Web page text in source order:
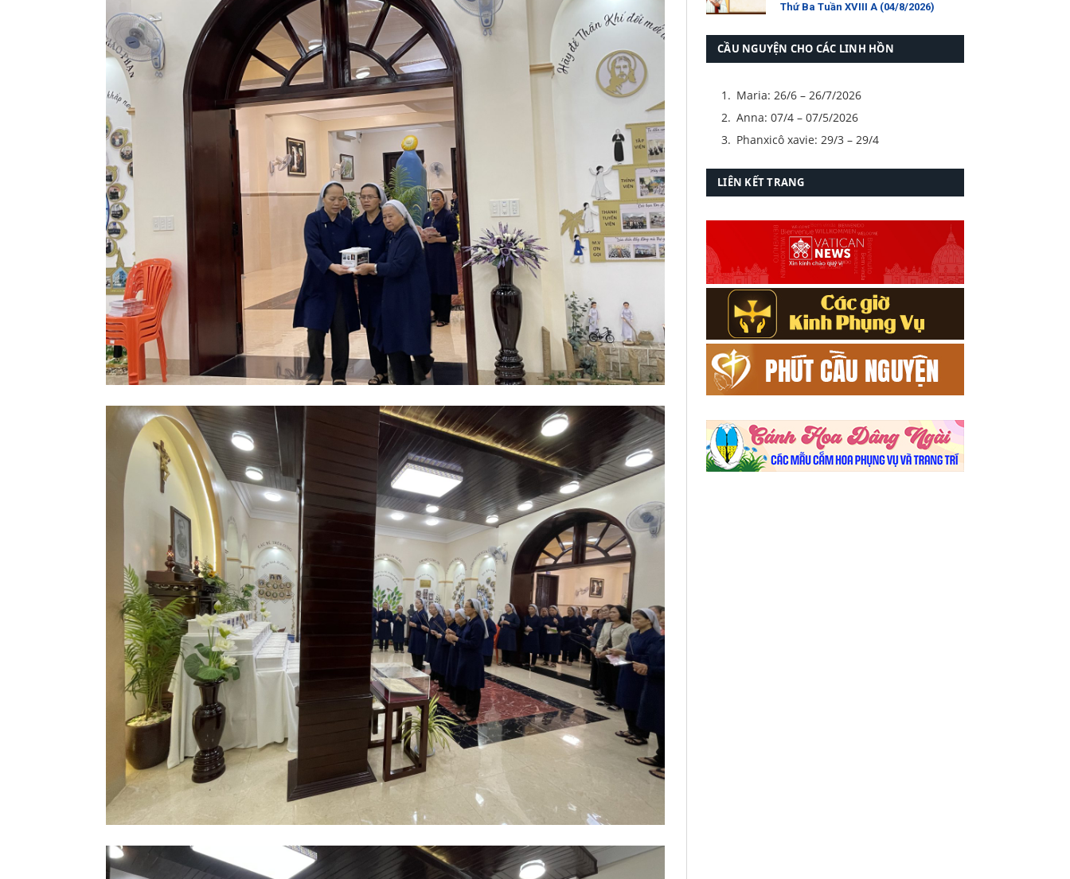
Thứ Ba Tuần XVIII A (04/8/2026)
CẦU NGUYỆN CHO CÁC LINH HỒN
Maria: 26/6 – 26/7/2026
Anna: 07/4 – 07/5/2026
Phanxicô xavie: 29/3 – 29/4
LIÊN KẾT TRANG